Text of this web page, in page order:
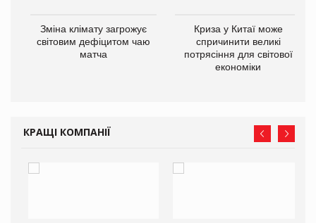
Зміна клімату загрожує
світовим дефіцитом чаю
матча
Криза у Китаї може
спричинити великі
потрясіння для світової
економіки
КРАЩІ КОМПАНІЇ